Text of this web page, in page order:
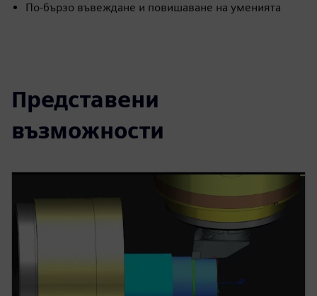
По-бързо въвеждане и повишаване на уменията
Представени
възможности